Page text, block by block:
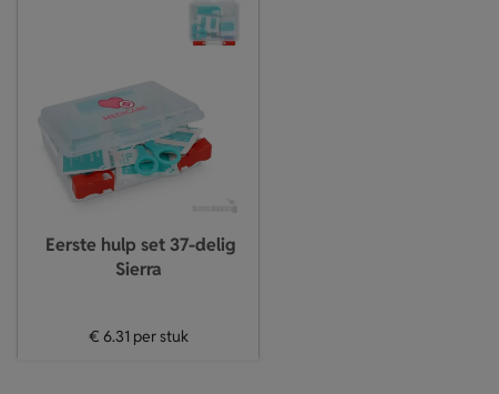
Eerste hulp set 37-delig
Sierra
€ 6.31 per stuk